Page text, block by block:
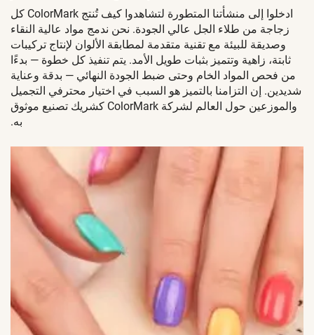
ادخلوا إلى منشأتنا المتطورة لتشاهدوا كيف تُنتج ColorMark كل
زجاجة من طلاء الجل عالي الجودة. نحن ندمج مواد عالية النقاء
وصديقة للبيئة مع تقنية متقدمة لمطابقة الألوان لإنتاج تركيبات
ثابتة، زاهية وتتميز بثبات طويل الأمد. يتم تنفيذ كل خطوة — بدءًا
من فحص المواد الخام وحتى ضبط الجودة النهائي — بدقة وعناية
شديدين. إن التزامنا بالتميز هو السبب في اختيار محترفي التجميل
والموزعين حول العالم لشركة ColorMark كشريك تصنيع موثوق
به.